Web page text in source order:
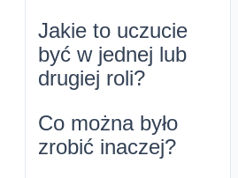
Jakie to uczucie
być w jednej lub
drugiej roli?
Co można było
zrobić inaczej?